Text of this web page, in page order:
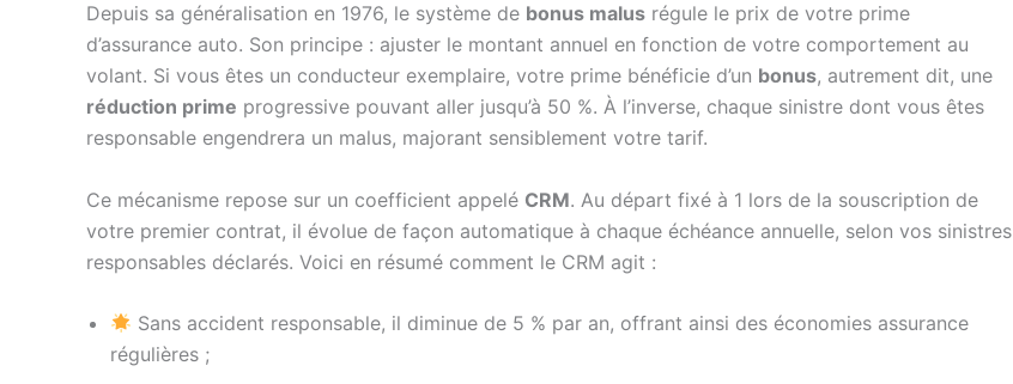
Depuis sa généralisation en 1976, le système de bonus malus régule le prix de votre prime
d’assurance auto. Son principe : ajuster le montant annuel en fonction de votre comportement au
volant. Si vous êtes un conducteur exemplaire, votre prime bénéficie d’un bonus, autrement dit, une
réduction prime progressive pouvant aller jusqu’à 50 %. À l’inverse, chaque sinistre dont vous êtes
responsable engendrera un malus, majorant sensiblement votre tarif.
Ce mécanisme repose sur un coefficient appelé CRM. Au départ fixé à 1 lors de la souscription de
votre premier contrat, il évolue de façon automatique à chaque échéance annuelle, selon vos sinistres
responsables déclarés. Voici en résumé comment le CRM agit :
Sans accident responsable, il diminue de 5 % par an, offrant ainsi des économies assurance
régulières ;